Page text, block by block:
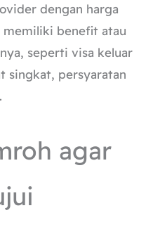
dengan harga
benefit atau
seperti visa keluar
singkat, persyaratan
agar